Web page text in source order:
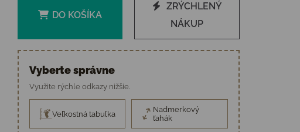
DO KOŠÍKA
ZRÝCHLENÝ
NÁKUP
Vyberte správne
Využite rýchle odkazy nižšie.
Veľkostná tabuľka
Nadmerkový
ťahák